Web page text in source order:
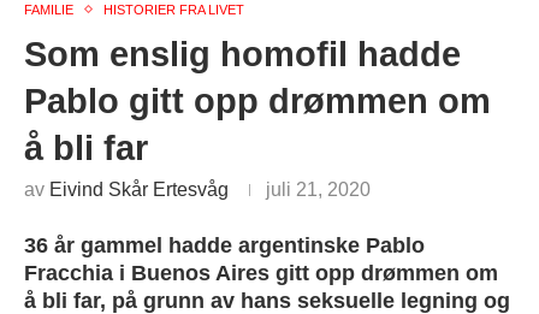
FAMILIE HISTORIER FRA LIVET
Som enslig homofil hadde
Pablo gitt opp drømmen om
å bli far
av Eivind Skår Ertesvåg juli 21, 2020
36 år gammel hadde argentinske Pablo
Fracchia i Buenos Aires gitt opp drømmen om
å bli far, på grunn av hans seksuelle legning og